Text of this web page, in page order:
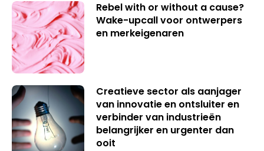
Rebel with or without a cause?
Wake-upcall voor ontwerpers
en merkeigenaren
Creatieve sector als aanjager
van innovatie en ontsluiter en
verbinder van industrieën
belangrijker en urgenter dan
ooit